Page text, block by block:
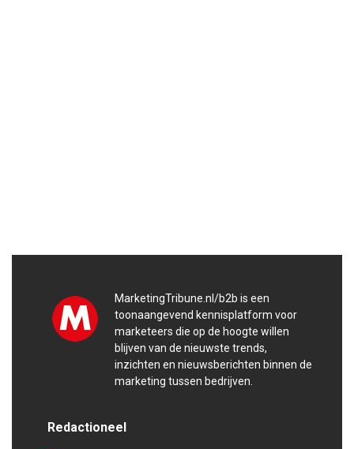
MarketingTribune.nl/b2b is een
toonaangevend kennisplatform voor
marketeers die op de hoogte willen
blijven van de nieuwste trends,
inzichten en nieuwsberichten binnen de
marketing tussen bedrijven.
Redactioneel